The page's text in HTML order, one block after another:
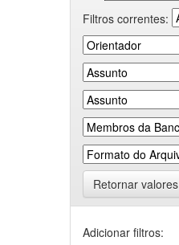
Filtros correntes:
Retornar valores
Adicionar filtros: